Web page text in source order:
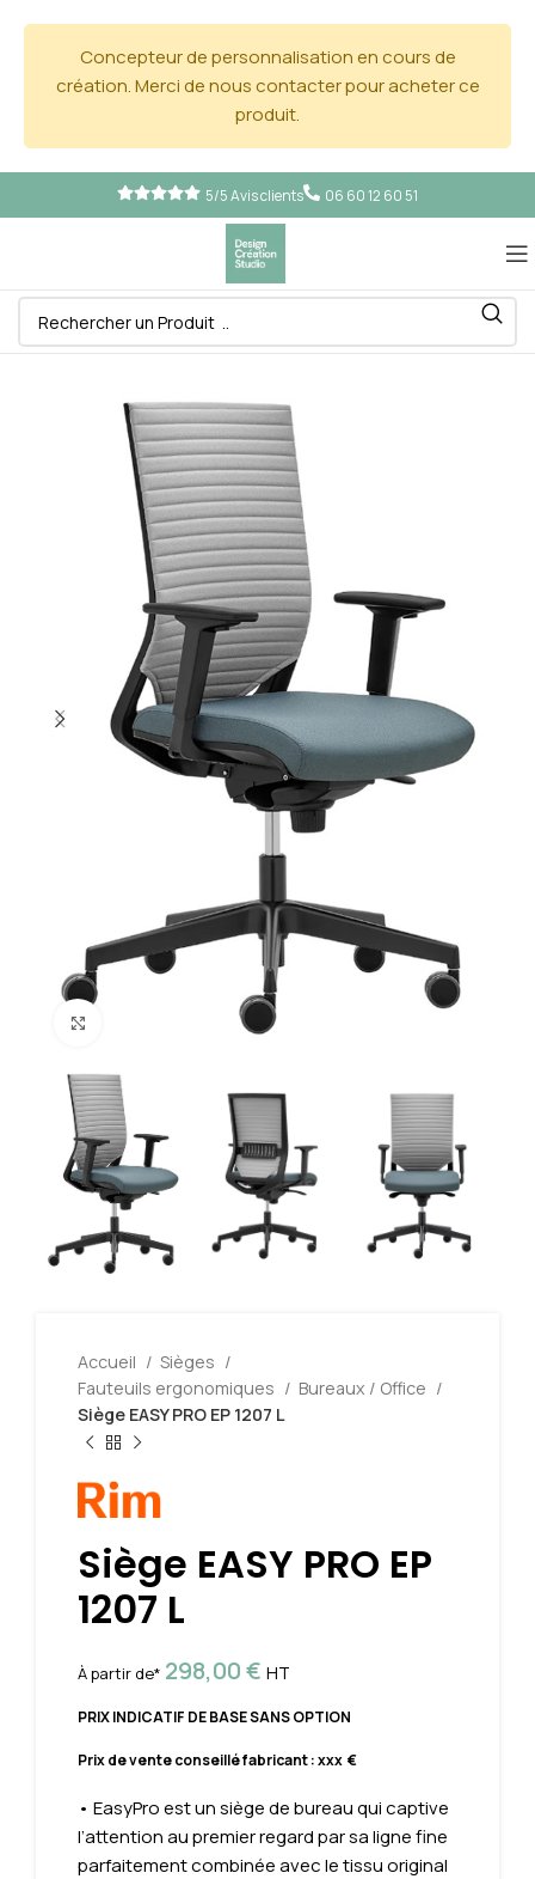
Concepteur de personnalisation en cours de
création. Merci de nous contacter pour acheter ce
produit.
5/5 Avis clients 06 60 12 60 51
Cliquez pour agrandir
Accueil
Sièges
Fauteuils ergonomiques
Bureaux / Office
Siège EASY PRO EP 1207 L
Siège EASY PRO EP
1207 L
À partir de* 298,00€ HT
PRIX INDICATIF DE BASE SANS OPTION
Prix de vente conseillé fabricant : xxx €
• EasyPro est un siège de bureau qui captive
l’attention au premier regard par sa ligne fine
parfaitement combinée avec le tissu original